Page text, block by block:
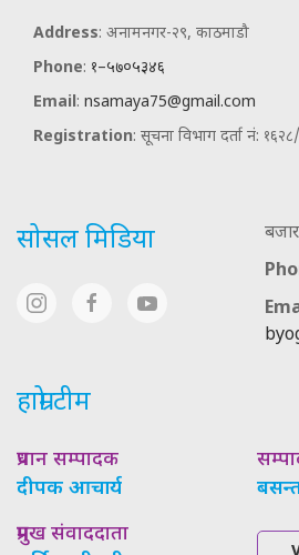
Address: अनामनगर-२९, काठमाडौ
Phone: १–५७०५३४६
Email: nsamaya75@gmail.com
Registration: सूचना विभाग दर्ता नं:
सोसल मिडिया
हाम्रो टीम
प्रधान सम्पादक
दीपक आचार्य
प्रमुख संवाददाता